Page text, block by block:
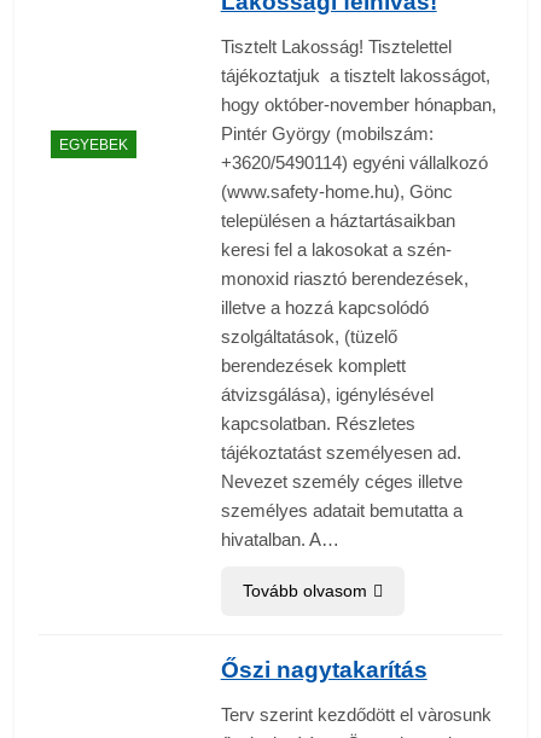
EGYEBEK
Tisztelt Lakosság! Tisztelettel
tájékoztatjuk a tisztelt lakosságot,
hogy október-november hónapban,
Pintér György (mobilszám:
+3620/5490114) egyéni vállalkozó
(www.safety-home.hu), Gönc
településen a háztartásaikban
keresi fel a lakosokat a szén-
monoxid riasztó berendezések,
illetve a hozzá kapcsolódó
szolgáltatások, (tüzelő
berendezések komplett
átvizsgálása), igénylésével
kapcsolatban. Részletes
tájékoztatást személyesen ad.
Nevezet személy céges illetve
személyes adatait bemutatta a
hivatalban. A…
Tovább olvasom
Őszi nagytakarítás
Terv szerint kezdődött el vàrosunk